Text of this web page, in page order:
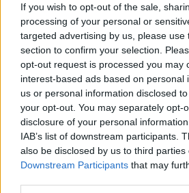
If you wish to opt-out of the sale,
processing of your personal or
targeted advertising by us, please use
section to confirm your selection.
opt-out request is processed you may
interest-based ads based on personal
us or personal information disclosed
your opt-out. You may separately opt-
disclosure of your personal
IAB’s list of downstream participants.
also be disclosed by us to third parties
Downstream Participants that may
panaszt terjesztett elő az
a kamatstop miatt.
A tájékoztatásból az is kiderült, hogy
szereplővel közösen lépett a bank
alkotmányjogi panasz szorosan
Nyrt. korábbi, azonos tárgyban és
benyújtott alkotmányjogi
alkotmányjogi panasz kapcsolódik a
benyújtott beadványhoz, illetve a